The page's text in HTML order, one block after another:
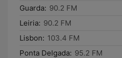
Guarda: 90.2 FM
Leiria: 90.2 FM
Lisbon: 103.4 FM
Ponta Delgada: 95.2 FM